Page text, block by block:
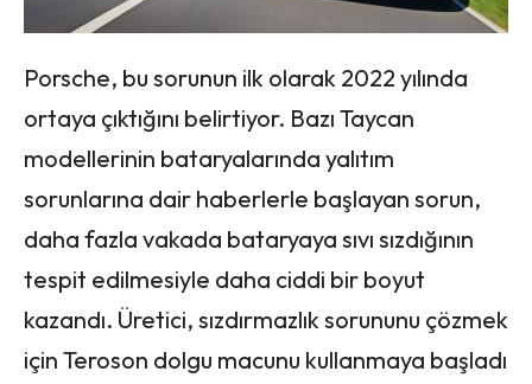
Porsche, bu sorunun ilk olarak 2022 yılında
ortaya çıktığını belirtiyor. Bazı Taycan
modellerinin bataryalarında yalıtım
sorunlarına dair haberlerle başlayan sorun,
daha fazla vakada bataryaya sıvı sızdığının
tespit edilmesiyle daha ciddi bir boyut
kazandı. Üretici, sızdırmazlık sorununu çözmek
için Teroson dolgu macunu kullanmaya başladı